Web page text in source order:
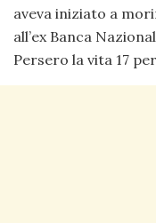
aveva iniziato a
all’ex Banca
Persero la vita 17